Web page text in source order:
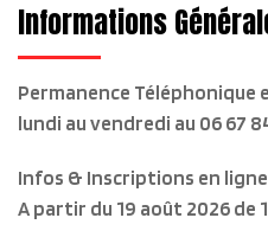
Informations
Permanence Téléphonique
lundi au vendredi au 06 67
Infos & Inscriptions en ligne
A partir du 19 août 2026 de